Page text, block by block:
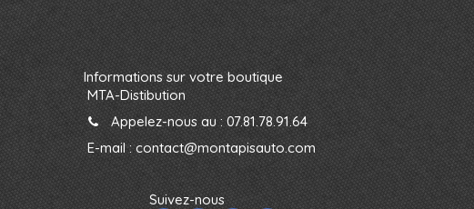
Informations sur votre boutique
MTA-Distibution
Appelez-nous au : 07.81.78.91.64
E-mail :contact@montapisauto.com
Suivez-nous